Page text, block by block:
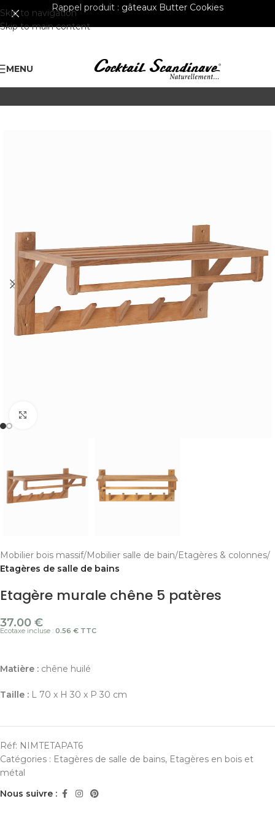
Skip to navigation
Skip to main content
Rappel produit : gâteaux Butter Cookies
MENU
Mobilier bois massif Mobilier salle de bain Etagères & colonnes
Etagères de salle de bains
Etagère murale chêne 5 patères
37.00 €
Ecotaxe incluse : 0.56 € TTC
Matière : chêne huilé
Taille : L 70 x H 30 x P 30 cm
Réf: NIMTETAPAT6
Catégories : Etagères de salle de bains, Etagères en bois et
métal
Nous suivre :